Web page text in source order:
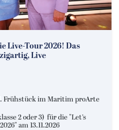
Live-Tour 2026! Das
Live
Frühstück im Maritim proArte
2 oder 3) für die "Let’s
am 13.11.2026